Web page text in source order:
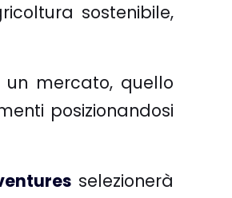
sostenibile,
mercato, quello
posizionandosi
selezionerà